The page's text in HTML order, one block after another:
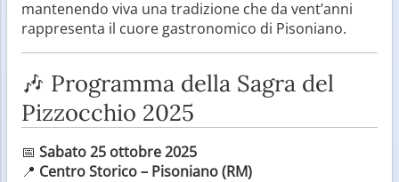
mantenendo viva una tradizione che da vent’anni
rappresenta il cuore gastronomico di Pisoniano.
🎶 Programma della Sagra del
Pizzocchio 2025
📅 Sabato 25 ottobre 2025
📍 Centro Storico – Pisoniano (RM)